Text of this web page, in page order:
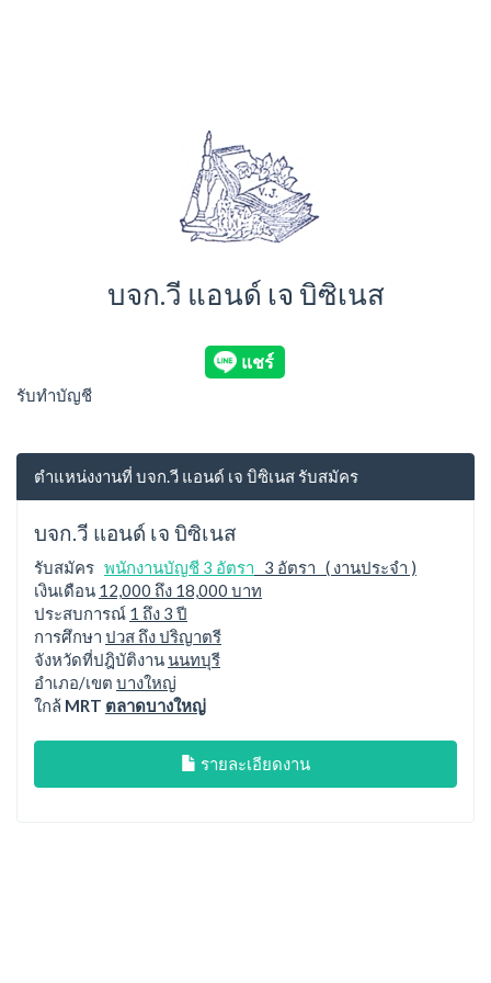
บจก.วี แอนด์ เจ บิซิเนส
รับทำบัญชี
ตำแหน่งงานที่ บจก.วี แอนด์ เจ บิซิเนส รับสมัคร
บจก.วี แอนด์ เจ บิซิเนส
รับสมัคร พนักงานบัญชี 3 อัตรา 3 อัตรา ( งานประจำ )
เงินเดือน 12,000 ถึง 18,000 บาท
ประสบการณ์ 1 ถึง 3 ปี
การศึกษา ปวส ถึง ปริญาตรี
จังหวัดที่ปฎิบัติงานนนทบุรี
อำเภอ/เขต บางใหญ่
ใกล้ MRT ตลาดบางใหญ่
รายละเอียดงาน